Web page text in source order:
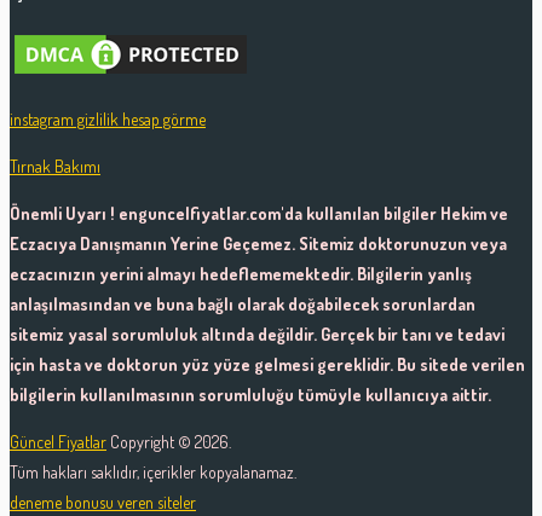
instagram gizlilik hesap görme
Tırnak Bakımı
Önemli Uyarı ! enguncelfiyatlar.com'da kullanılan bilgiler Hekim ve
Eczacıya Danışmanın Yerine Geçemez. Sitemiz doktorunuzun veya
eczacınızın yerini almayı hedeflememektedir. Bilgilerin yanlış
anlaşılmasından ve buna bağlı olarak doğabilecek sorunlardan
sitemiz yasal sorumluluk altında değildir. Gerçek bir tanı ve tedavi
için hasta ve doktorun yüz yüze gelmesi gereklidir. Bu sitede verilen
bilgilerin kullanılmasının sorumluluğu tümüyle kullanıcıya aittir.
Güncel Fiyatlar Copyright © 2026.
Tüm hakları saklıdır, içerikler kopyalanamaz.
deneme bonusu veren siteler